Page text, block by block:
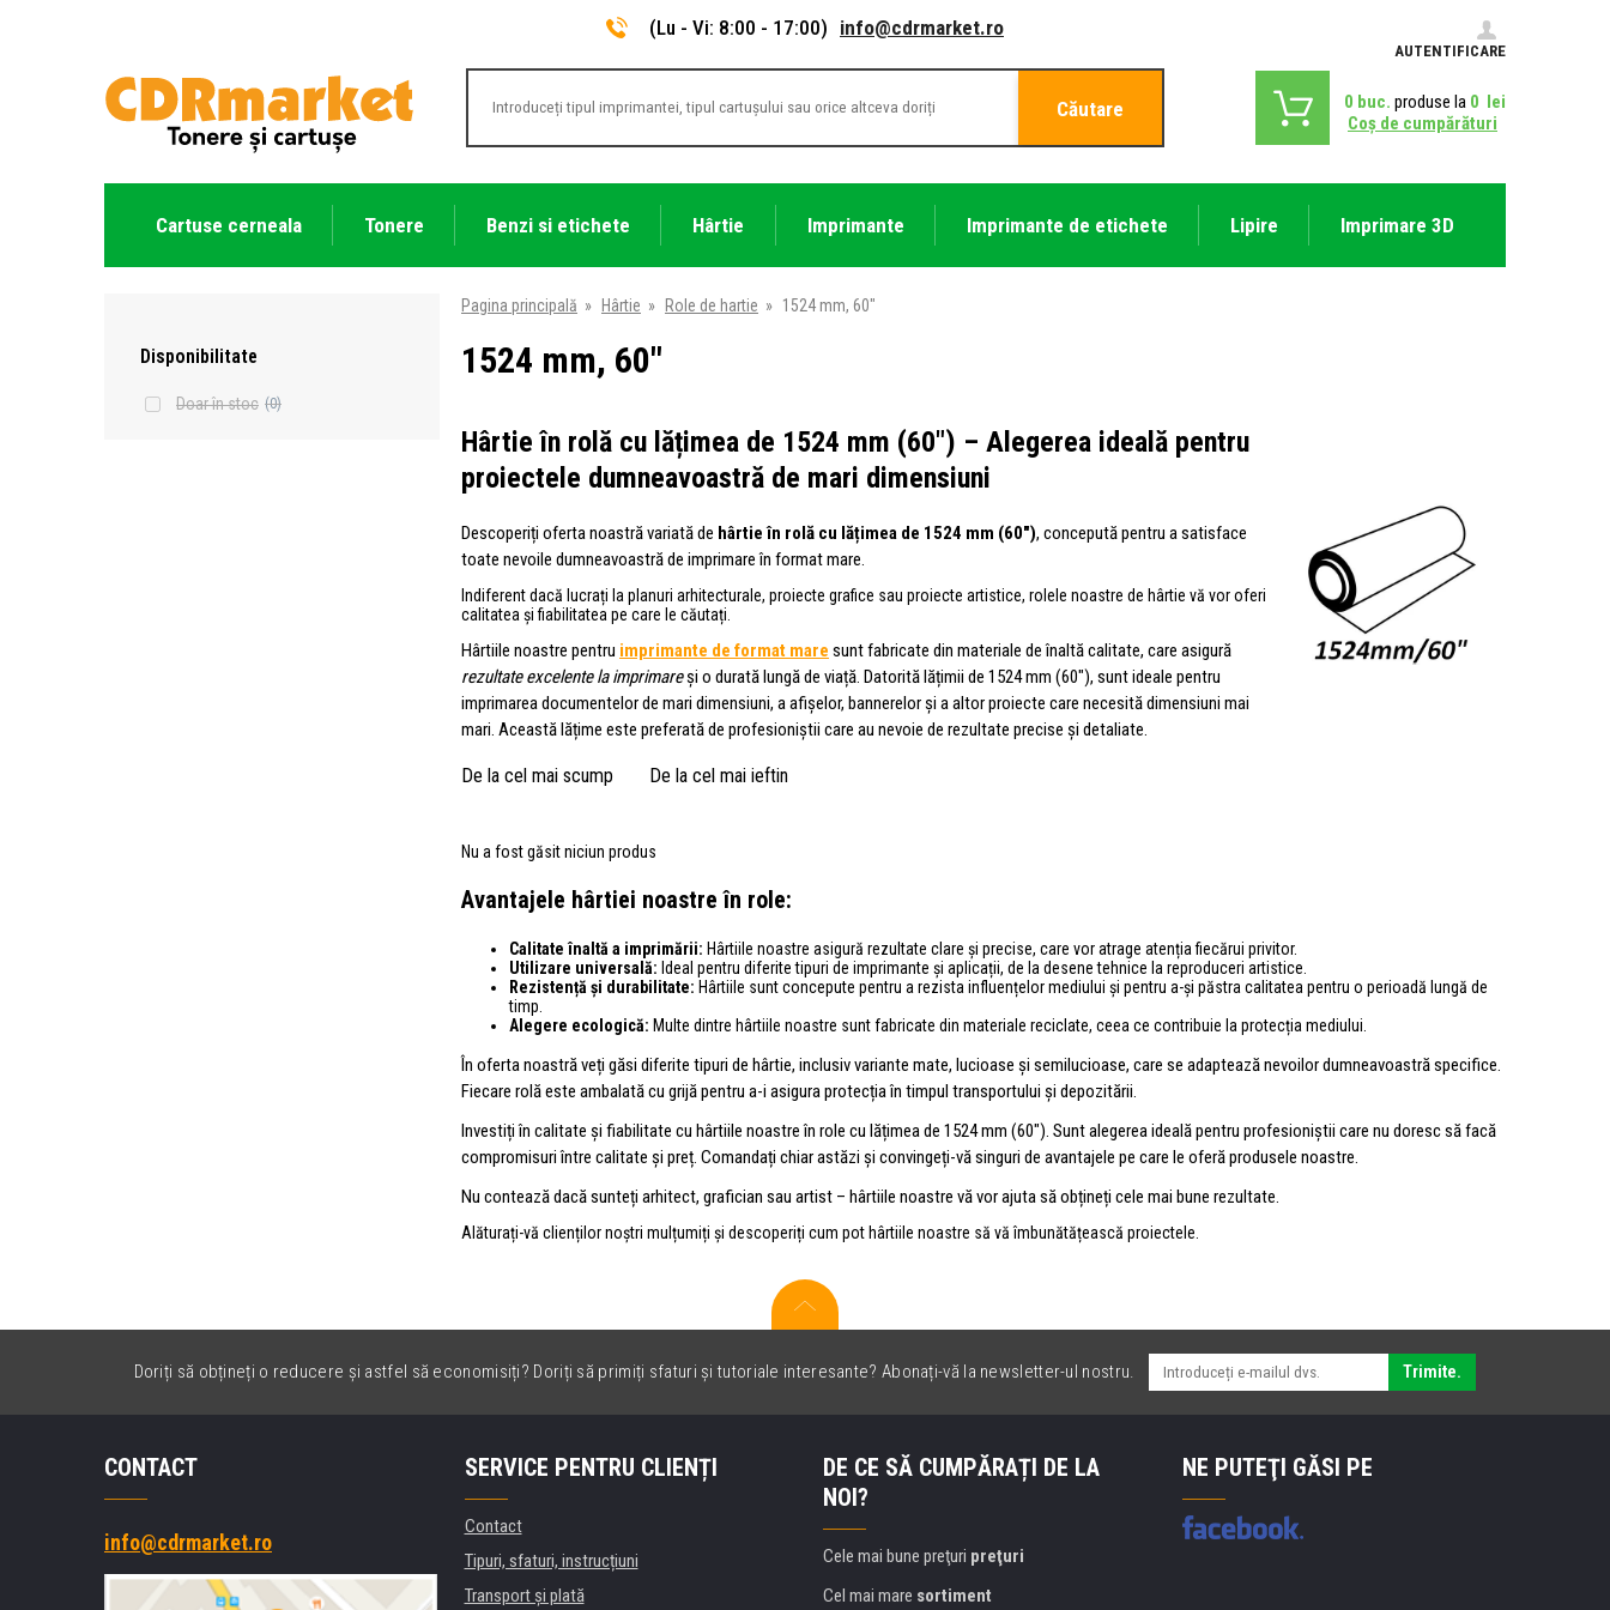
(Lu - Vi: 8:00 - 17:00) info@cdrmarket.ro
AUTENTIFICARE
Căutare 0 buc. produse la 0 lei
Coş de cumpărături
Cartuse cerneala Tonere Benzi si etichete Hârtie Imprimante Imprimante de etichete Lipire Imprimare 3D
Disponibilitate
Doar în stoc (0)
Pagina principală » Hârtie » Role de hartie » 1524 mm, 60"
1524 mm, 60"
Hârtie în rolă cu lățimea de 1524 mm (60") – Alegerea ideală pentru
proiectele dumneavoastră de mari dimensiuni
Descoperiți oferta noastră variată de hârtie în rolă cu lățimea de 1524 mm (60"), concepută pentru a satisface
toate nevoile dumneavoastră de imprimare în format mare.
Indiferent dacă lucrați la planuri arhitecturale, proiecte grafice sau proiecte artistice, rolele noastre de hârtie vă vor oferi
calitatea și fiabilitatea pe care le căutați.
Hârtiile noastre pentru imprimante de format mare sunt fabricate din materiale de înaltă calitate, care asigură
rezultate excelente la imprimareși o durată lungă de viață. Datorită lățimii de 1524 mm (60"), sunt ideale pentru
imprimarea documentelor de mari dimensiuni, a afișelor, bannerelor și a altor proiecte care necesită dimensiuni mai
mari. Această lățime este preferată de profesioniștii care au nevoie de rezultate precise și detaliate.
De la cel mai scump De la cel mai ieftin
Nu a fost găsit niciun produs
Avantajele hârtiei noastre în role:
Calitate înaltă a imprimării: Hârtiile noastre asigură rezultate clare și precise, care vor atrage atenția fiecărui privitor.
Utilizare universală: Ideal pentru diferite tipuri de imprimante și aplicații, de la desene tehnice la reproduceri artistice.
Rezistență și durabilitate: Hârtiile sunt concepute pentru a rezista influențelor mediului și pentru a-și păstra calitatea pentru o perioadă lungă de
timp.
Alegere ecologică: Multe dintre hârtiile noastre sunt fabricate din materiale reciclate, ceea ce contribuie la protecția mediului.
În oferta noastră veți găsi diferite tipuri de hârtie, inclusiv variante mate, lucioase și semilucioase, care se adaptează nevoilor dumneavoastră specifice.
Fiecare rolă este ambalată cu grijă pentru a-i asigura protecția în timpul transportului și depozitării.
Investiți în calitate și fiabilitate cu hârtiile noastre în role cu lățimea de 1524 mm (60"). Sunt alegerea ideală pentru profesioniștii care nu doresc să facă
compromisuri între calitate și preț. Comandați chiar astăzi și convingeți-vă singuri de avantajele pe care le oferă produsele noastre.
Nu contează dacă sunteți arhitect, grafician sau artist – hârtiile noastre vă vor ajuta să obțineți cele mai bune rezultate.
Alăturați-vă clienților noștri mulțumiți și descoperiți cum pot hârtiile noastre să vă îmbunătățească proiectele.
Doriți să obțineți o reducere și astfel să economisiți? Doriți să primiți sfaturi și tutoriale interesante? Abonați-vă la newsletter-ul nostru. Trimite.
CONTACT
info@cdrmarket.ro
SERVICE PENTRU CLIENȚI
Contact
Tipuri, sfaturi, instrucțiuni
Transport şi plată
DE CE SĂ CUMPĂRAȚI DE LA
NOI?
Cele mai bune preţuri preţuri
Cel mai mare sortiment
NE PUTEŢI GĂSI PE